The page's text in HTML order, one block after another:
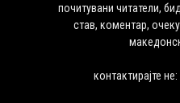
почитувани читатели,
став, коментар,
контактирајте не: